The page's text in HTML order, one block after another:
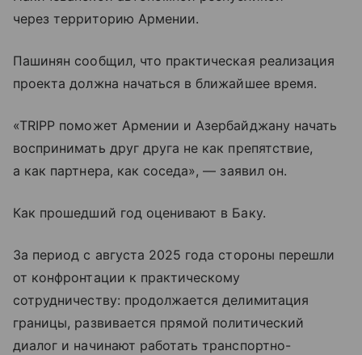
через территорию Армении.
Пашинян сообщил, что практическая реализация
проекта должна начаться в ближайшее время.
«TRIPP поможет Армении и Азербайджану начать
воспринимать друг друга не как препятствие,
а как партнера, как соседа», — заявил он.
Как прошедший год оценивают в Баку.
За период с августа 2025 года стороны перешли
от конфронтации к практическому
сотрудничеству: продолжается делимитация
границы, развивается прямой политический
диалог и начинают работать транспортно-